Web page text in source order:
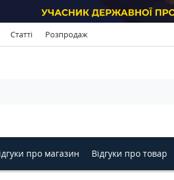
Статті Розпродаж
про магазин Відгуки про товар